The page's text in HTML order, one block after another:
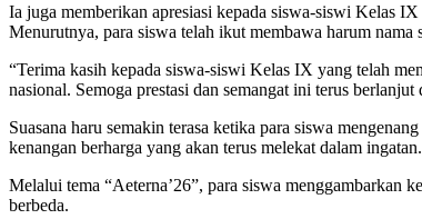
Ia juga memberikan apresiasi kepada siswa-siswi Kelas
Menurutnya, para siswa telah ikut membawa harum
“Terima kasih kepada siswa-siswi Kelas IX yang telah
nasional. Semoga prestasi dan semangat ini terus
Suasana haru semakin terasa ketika para siswa
kenangan berharga yang akan terus melekat dalam ingatan.
Melalui tema “Aeterna’26”, para siswa menggambarkan
berbeda.